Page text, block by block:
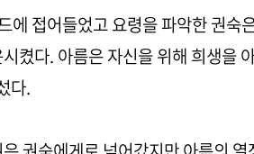
에 접어들었고 요령을 파악한 권숙
켰다. 아름은 자신을 위해 희생을
다.